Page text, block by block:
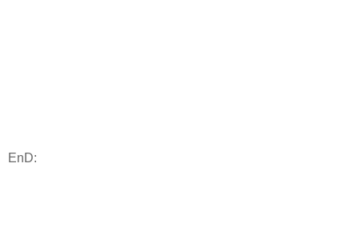
EnD: